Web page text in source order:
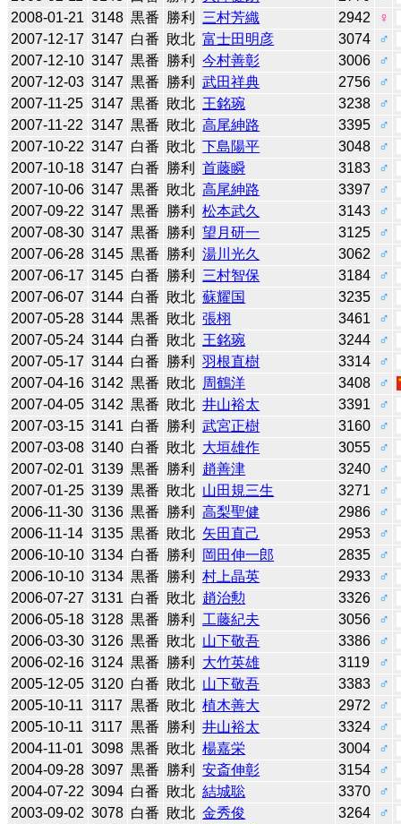
2008-01-21 3148 黒番 勝利 三村芳織 2942
♀
2007-12-17 3147 白番 敗北 富士田明彦 3074
♂
2007-12-10 3147 黒番 勝利 今村善彰 3006
♂
2007-12-03 3147 黒番 勝利 武田祥典 2756
♂
2007-11-25 3147 黒番 敗北 王銘琬 3238
♂
2007-11-22 3147 黒番 敗北 高尾紳路 3395
♂
2007-10-22 3147 白番 敗北 下島陽平 3048
♂
2007-10-18 3147 白番 勝利 首藤瞬 3183
♂
2007-10-06 3147 黒番 敗北 高尾紳路 3397
♂
2007-09-22 3147 黒番 勝利 松本武久 3143
♂
2007-08-30 3147 黒番 勝利 望月研一 3125
♂
2007-06-28 3145 黒番 勝利 湯川光久 3062
♂
2007-06-17 3145 白番 勝利 三村智保 3184
♂
2007-06-07 3144 白番 敗北 蘇耀国 3235
♂
2007-05-28 3144 黒番 敗北 張栩 3461
♂
2007-05-24 3144 白番 敗北 王銘琬 3244
♂
2007-05-17 3144 白番 勝利 羽根直樹 3314
♂
2007-04-16 3142 黒番 敗北 周鶴洋 3408
♂
2007-04-05 3142 黒番 敗北 井山裕太 3391
♂
2007-03-15 3141 白番 勝利 武宮正樹 3160
♂
2007-03-08 3140 白番 敗北 大垣雄作 3055
♂
2007-02-01 3139 黒番 勝利 趙善津 3240
♂
2007-01-25 3139 黒番 敗北 山田規三生 3271
♂
2006-11-30 3136 黒番 勝利 高梨聖健 2986
♂
2006-11-14 3135 黒番 敗北 矢田直己 2953
♂
2006-10-10 3134 白番 勝利 岡田伸一郎 2835
♂
2006-10-10 3134 黒番 勝利 村上晶英 2933
♂
2006-07-27 3131 白番 敗北 趙治勲 3326
♂
2006-05-18 3128 黒番 勝利 工藤紀夫 3056
♂
2006-03-30 3126 黒番 敗北 山下敬吾 3386
♂
2006-02-16 3124 黒番 勝利 大竹英雄 3119
♂
2005-12-05 3120 白番 敗北 山下敬吾 3383
♂
2005-10-11 3117 黒番 敗北 植木善大 2972
♂
2005-10-11 3117 黒番 勝利 井山裕太 3324
♂
2004-11-01 3098 黒番 敗北 楊嘉栄 3004
♂
2004-09-28 3097 黒番 勝利 安斎伸彰 3154
♂
2004-07-22 3094 白番 敗北 結城聡 3370
♂
2003-09-02 3078 白番 敗北 金秀俊 3264
♂